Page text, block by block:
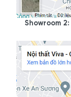
Showroom